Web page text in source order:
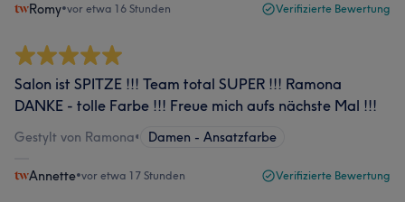
Romy•vor etwa 16 Stunden Verifizierte Bewertung
Salon ist SPITZE !!! Team total SUPER !!! Ramona
DANKE - tolle Farbe !!! Freue mich aufs nächste Mal !!!
Gestylt von Ramona• Damen - Ansatzfarbe
Annette•vor etwa 17 Stunden Verifizierte Bewertung